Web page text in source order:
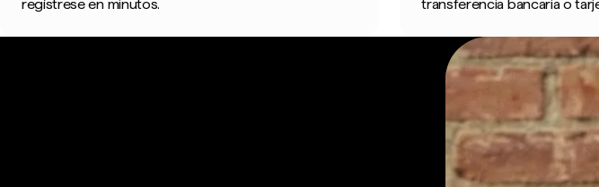
regístrese en minutos.
transferencia bancaria o